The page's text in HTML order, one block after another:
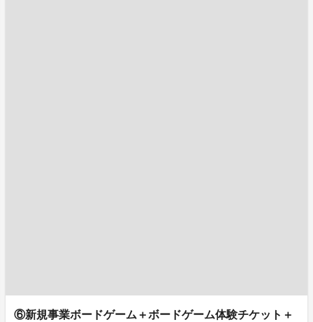
⑥新規事業ボードゲーム＋ボードゲーム体験チケット＋